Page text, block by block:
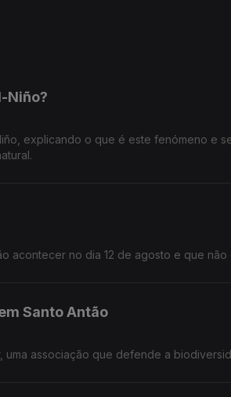
Niño?
explicando o que é este fenómeno e
acontecer no dia 12 de agosto e que não
Santo Antão
associação que defende a